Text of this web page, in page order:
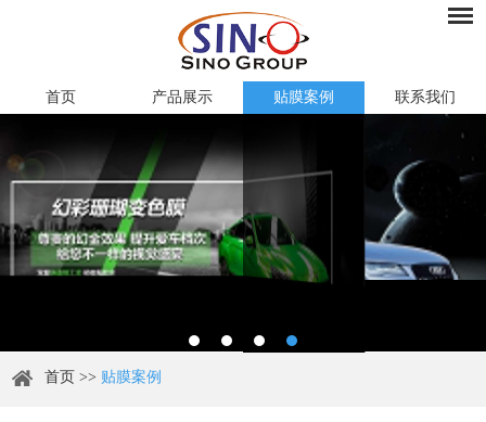
首页 产品展示 贴膜案例 联系我们
首页 >> 贴膜案例